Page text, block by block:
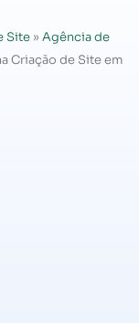
Site » Agência de
Criação de Site em